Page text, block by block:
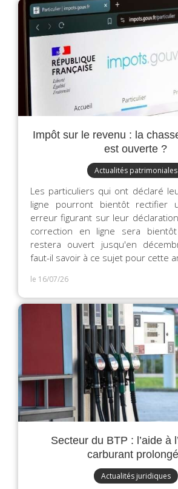
Impôt sur le revenu : la
est ouverte ?
Actualités patrimoniales
Les particuliers qui ont déclaré
ligne pourront bientôt rectifier
erreur figurant sur leur
correction en ligne sera
restera ouvert jusqu'en
faut-il savoir à ce sujet pour cette
le 16/07/26
Secteur du BTP : l’aide à
carburant
Actualités juridiques